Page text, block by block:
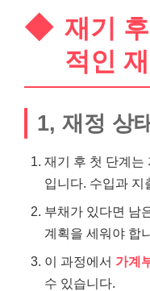
재기
적인
1, 재정 상
재기 후 첫 단계는
입니다. 수입과 지
부채가 있다면 남
계획을 세워야 합
이 과정에서 가계
수 있습니다.